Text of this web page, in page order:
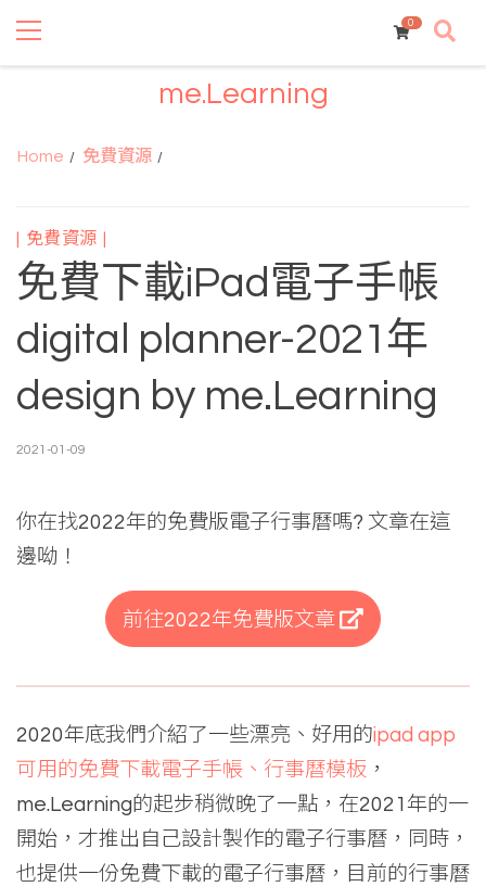
to
navigation
to
content
0
me.Learning
Home 免費資源
免費資源
免費下載iPad電子手帳
digital planner-2021年
design by me.Learning
by
2021-01-09
你在找2022年的免費版電子行事曆嗎? 文章在這
邊呦！
前往2022年免費版文章
2020年底我們介紹了一些漂亮、好用的ipad app
可用的免費下載電子手帳、行事曆模板 ，
me.Learning的起步稍微晚了一點，在2021年的一
開始，才推出自己設計製作的電子行事曆，同時，
也提供一份免費下載的電子行事曆，目前的行事曆